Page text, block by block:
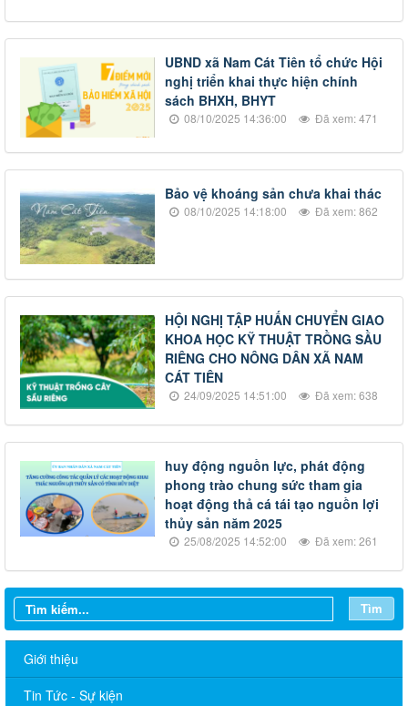
UBND xã Nam Cát Tiên tổ chức Hội
nghị triển khai thực hiện chính
sách BHXH, BHYT
08/10/2025 14:36:00 Đã xem: 471
Bảo vệ khoáng sản chưa khai thác
08/10/2025 14:18:00 Đã xem: 862
HỘI NGHỊ TẬP HUẤN CHUYỂN GIAO
KHOA HỌC KỸ THUẬT TRỒNG SẦU
RIÊNG CHO NÔNG DÂN XÃ NAM
CÁT TIÊN
24/09/2025 14:51:00 Đã xem: 638
huy động nguồn lực, phát động
phong trào chung sức tham gia
hoạt động thả cá tái tạo nguồn lợi
thủy sản năm 2025
25/08/2025 14:52:00 Đã xem: 261
Tìm
Giới thiệu
Tin Tức - Sự kiện